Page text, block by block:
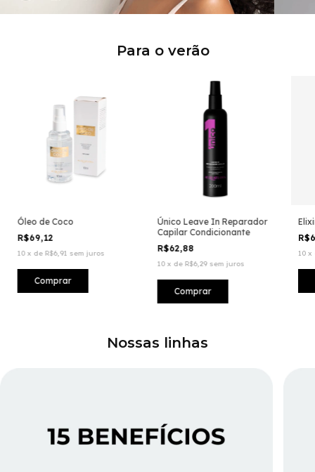
Para o verão
Óleo de Coco
R$69,12
10 x de R$6,91 sem juros
Único Leave In Reparador
Capilar Condicionante
R$62,88
10 xdeR$6,29 sem juros
10 x
Nossas linhas